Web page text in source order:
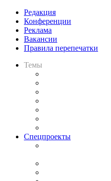
Редакция
Конференции
Реклама
Вакансии
Правила перепечатки
Темы
Спецпроекты